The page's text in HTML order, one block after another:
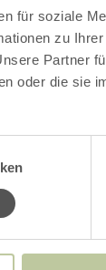
für soziale
zu
Partner
oder die sie